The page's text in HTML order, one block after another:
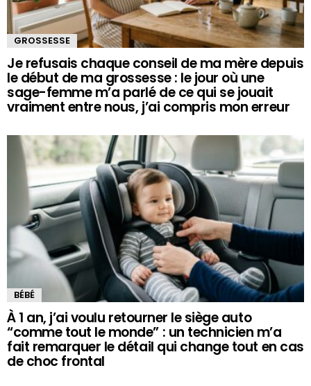
GROSSESSE
Je refusais chaque conseil de ma mère depuis
le début de ma grossesse : le jour où une
sage-femme m’a parlé de ce qui se jouait
vraiment entre nous, j’ai compris mon erreur
BÉBÉ
À 1 an, j’ai voulu retourner le siège auto
“comme tout le monde” : un technicien m’a
fait remarquer le détail qui change tout en cas
de choc frontal